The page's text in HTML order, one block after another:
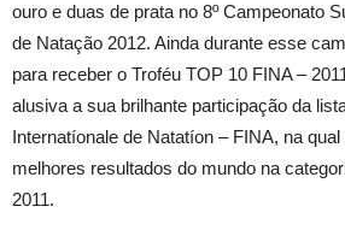
ouro e duas de prata no 8º Campeonato
de Natação 2012. Ainda durante esse
para receber o Troféu TOP 10 FINA –
alusiva a sua brilhante participação da
Internatíonale de Natatíon – FINA, na
melhores resultados do mundo na
2011.